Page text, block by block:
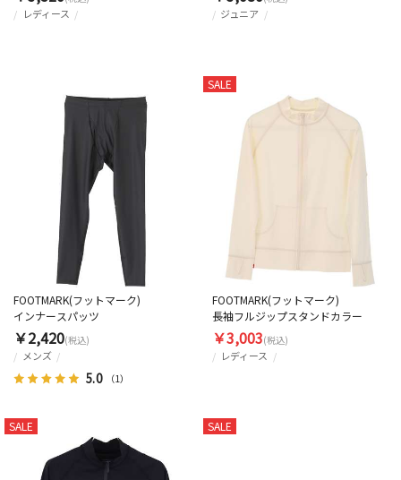
レディース ジュニア
メンズ
5.0 （1）
FOOTMARK(フットマーク)
インナースパッツ
￥2,420(税込)
SALE
レディース
FOOTMARK(フットマーク)
長袖フルジップスタンドカラー
￥3,003(税込)
SALE SALE